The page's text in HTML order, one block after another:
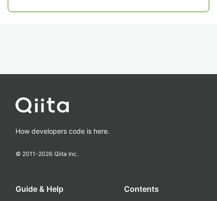
How developers code is here.
© 2011-2026 Qiita Inc.
Guide & Help Contents